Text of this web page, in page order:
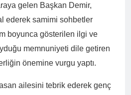
gelen Başkan Demir,
ederek samimi sohbetler
boyunca gösterilen ilgi ve
memnuniyeti dile getiren
önemine vurgu yaptı.
ailesini tebrik ederek genç